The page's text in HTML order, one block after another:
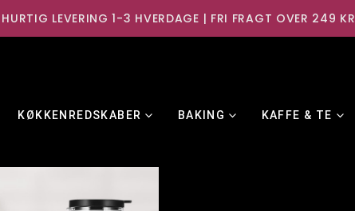
HURTIG LEVERING 1-3 HVERDAGE | FRI FRAGT OVER 249 KR
KØKKENREDSKABER BAKING KAFFE & TE